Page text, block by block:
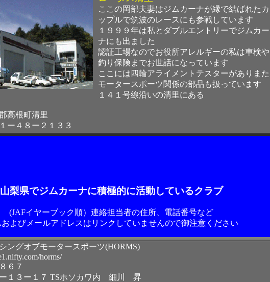
ここの岡部夫妻はジムカーナが縁で結ばれたカ
ップルで筑波のレースにも参戦しています
１９９９年は私とダブルエントリーでジムカー
ナにも出ました
認証工場なのでお役所アレルギーの私は車検や
釣り保険までお世話になっています
ここには四輪アライメントテスターがありまた
モータースポーツ関係の部品も扱っています
１４１号線沿いの清里にある
高根町清里
ー４８ー２１３３
山梨県でジムカーナに積極的に活動しているクラブ
(JAFイヤーブック順）連絡担当者の住所、電話番号など
よびメールアドレスはリンクしていませんので御注意ください
ングオブモータースポーツ(HORMS)
horms/
６７
１３ー１７ TSホソカワ内 細川 昇